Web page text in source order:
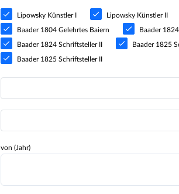
Lipowsky Künstler I Lipowsky Künstler II
Baader 1804 Gelehrtes Baiern Baader
Baader 1824 Schriftsteller II Baader 1825
Baader 1825 Schriftsteller II
von (Jahr)